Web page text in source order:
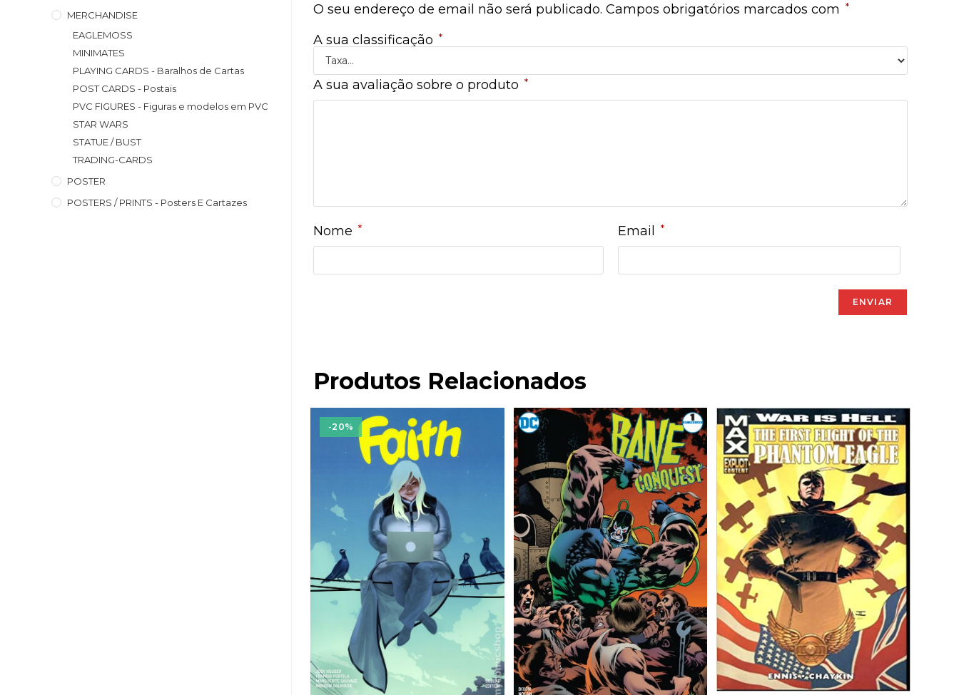
O seu endereço de email não será publicado. Campos obrigatórios marcados com *
A sua classificação *
A sua avaliação sobre o produto *
Nome * Email *
Produtos Relacionados
-20%
MERCHANDISE
EAGLEMOSS
MINIMATES
PLAYING CARDS - Baralhos de Cartas
POST CARDS - Postais
PVC FIGURES - Figuras e modelos em PVC
STAR WARS
STATUE / BUST
TRADING-CARDS
POSTER
POSTERS / PRINTS - Posters E Cartazes